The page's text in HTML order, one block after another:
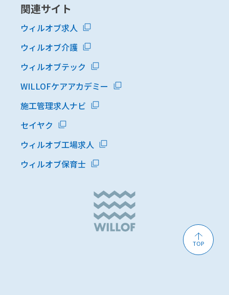
TOP
関連サイト
ウィルオブ求人
ウィルオブ介護
ウィルオブテック
WILLOFケアアカデミー
施工管理求人ナビ
セイヤク
ウィルオブ工場求人
ウィルオブ保育士